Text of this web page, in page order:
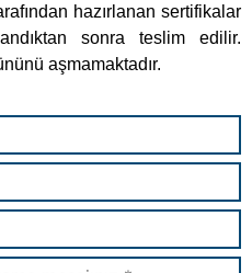
hazırlanan sertifikalar
sonra teslim edilir.
aşmamaktadır.